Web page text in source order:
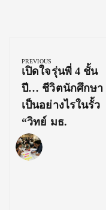
navigation
PREVIOUS
Previous
Post:
เปิดใจรุ่นพี่ 4 ชั้น
ปี… ชีวิตนักศึกษา
เป็นอย่างไรในรั้ว
“วิทย์ มธ.